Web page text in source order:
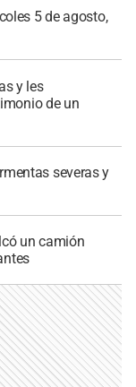
5 de agosto,
y les
de un
severas y
un camión